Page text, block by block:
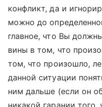
конфликт, да и
можно до
главное, что Вы
вины в том, что
том, что произошло,
данной ситуации
ним дальше (если он
никакой гарании того,